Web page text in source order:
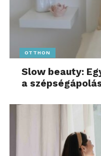
OTTHON
Slow beauty:
a